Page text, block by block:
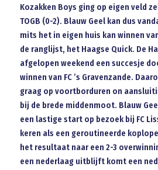
Kozakken Boys ging op eigen veld
TOGB (0-2). Blauw Geel kan dus
mits het in eigen huis kan winnen
de ranglijst, het Haagse Quick. De
afgelopen weekend een succesje
winnen van FC ’s Gravenzande.
graag op voortborduren on
bij de brede middenmoot. Blauw
een lastige start op bezoek bij FC
keren als een geroutineerde
het resultaat naar een 2-3
een nederlaag uitblijft komt een